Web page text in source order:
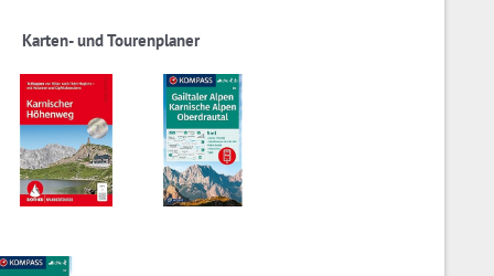
Karten- und Tourenplaner